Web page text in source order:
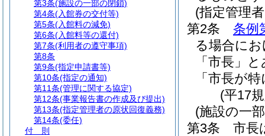
(指定管理
第2条
条例
る場合に
「市長」
「市長が
(平17
(施設の一
第3条
市長
第3条(施設の一部の閉鎖)
第4条(入館券の交付等)
第5条(入館料の減免)
第6条(入館料等の還付)
第7条(利用者の遵守事項)
第8条
第9条(指定申請書等)
第10条(指定の通知)
第11条(管理に関する協定)
第12条(事業報告書の作成及び提出)
第13条(指定管理者の原状回復義務)
第14条(委任)
付 則